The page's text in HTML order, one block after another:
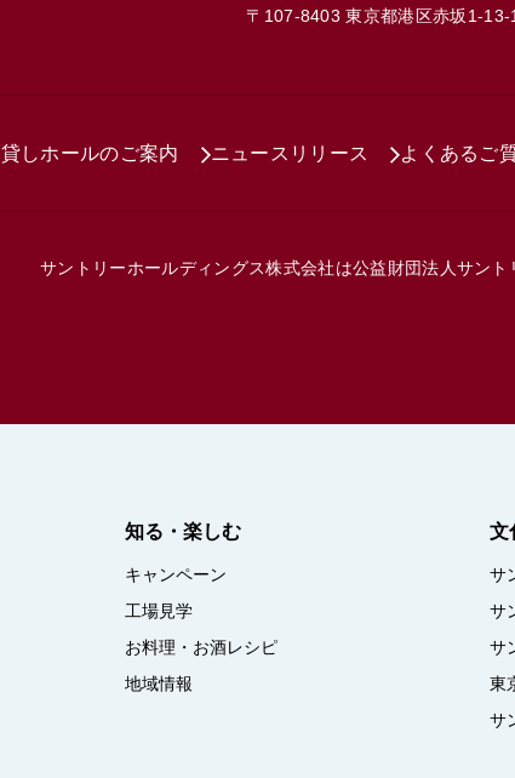
〒107-8403 東京都港区赤坂1-13-1
貸しホールのご案内 ニュースリリース よくあるご
サントリーホールディングス株式会社は公益財団法人サント
知る・楽しむ
キャンペーン
工場見学
お料理・お酒レシピ
地域情報
文
サ
サ
サ
東
サ